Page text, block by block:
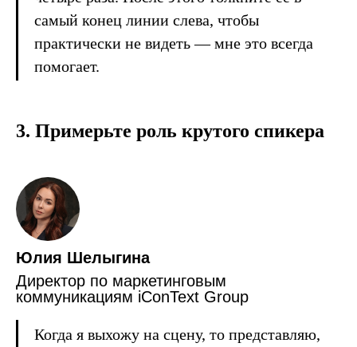
самый конец линии слева, чтобы
практически не видеть — мне это всегда
помогает.
3. Примерьте роль крутого спикера
Юлия Шелыгина
Директор по маркетинговым
коммуникациям iConText Group
Когда я выхожу на сцену, то представляю,